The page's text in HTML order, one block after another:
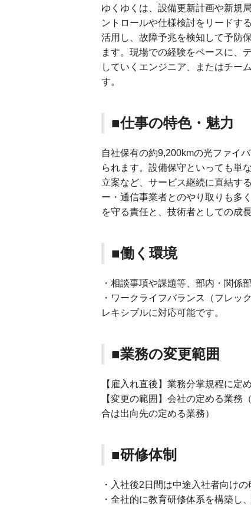
ゆくゆくは、設備更新計画や新規
ントロールや仕様検討をリードす
活用し、故障予兆を検知して予防
ます。現場での経験をベースに、
していくエンジニア、またはチー
す。
■仕事の特色・魅力
自社保有の約9,200kmの光ファイ
られます。設備保守といっても単
立案など、サービス継続に直結す
ー・通信事業者とのやり取りも多
を守る責任と、技術者としての成
■働く環境
・相談事項や課題等、部内・関係
・ワークライフバランス（フレッ
レキシブルに対応可能です。
■業務の変更範囲
【雇入れ直後】業務分掌規程に定
【変更の範囲】会社の定める業務
合は出向先の定める業務）
■研修体制
・入社後2日間は中途入社者向け
・全社的に教育研修体系を構築し